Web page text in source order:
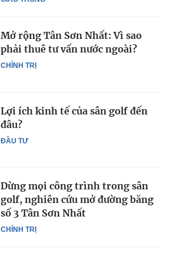
CHÍNH TRỊ
Mở rộng Tân Sơn Nhất: Vì sao
phải thuê tư vấn nước ngoài?
ĐẦU TƯ
Lợi ích kinh tế của sân golf đến
đâu?
CHÍNH TRỊ
Dừng mọi công trình trong sân
golf, nghiên cứu mở đường băng
số 3 Tân Sơn Nhất